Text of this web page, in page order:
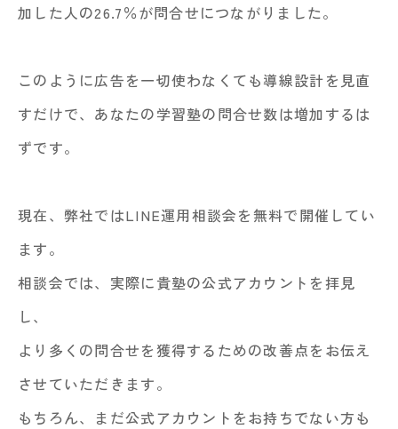
加した人の26.7％が問合せにつながりました。
このように広告を一切使わなくても導線設計を見直
すだけで、あなたの学習塾の問合せ数は増加するは
ずです。
現在、弊社ではLINE運用相談会を無料で開催してい
ます。
相談会では、実際に貴塾の公式アカウントを拝見
し、
より多くの問合せを獲得するための改善点をお伝え
させていただきます。
もちろん、まだ公式アカウントをお持ちでない方も